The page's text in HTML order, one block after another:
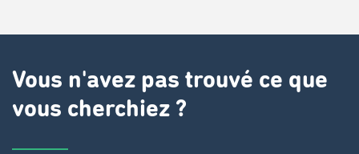
Vous n'avez pas trouvé ce que
vous cherchiez ?